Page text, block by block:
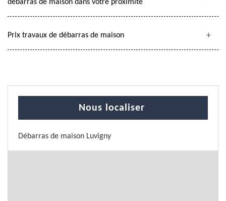
débarras de maison dans votre proximité
Prix travaux de débarras de maison
Nous localiser
Débarras de maison Luvigny